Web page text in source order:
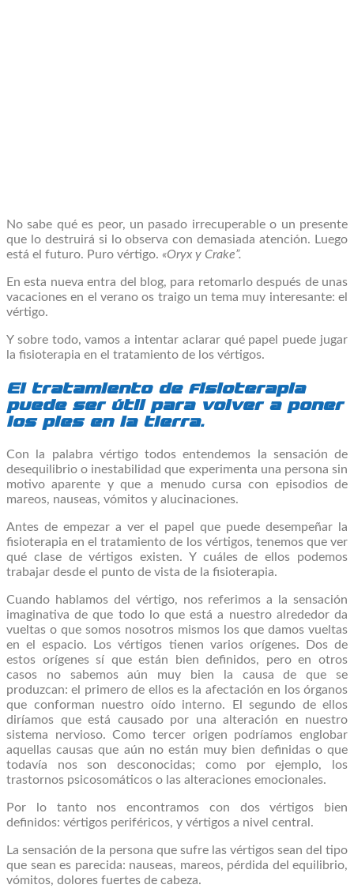
No sabe qué es peor, un pasado irrecuperable o un presente
que lo destruirá si lo observa con demasiada atención. Luego
está el futuro. Puro vértigo. «Oryx y Crake”.
En esta nueva entra del blog, para retomarlo después de unas
vacaciones en el verano os traigo un tema muy interesante: el
vértigo.
Y sobre todo, vamos a intentar aclarar qué papel puede jugar
la fisioterapia en el tratamiento de los vértigos.
El tratamiento de fisioterapia
puede ser útil para volver a poner
los pies en la tierra.
Con la palabra vértigo todos entendemos la sensación de
desequilibrio o inestabilidad que experimenta una persona sin
motivo aparente y que a menudo cursa con episodios de
mareos, nauseas, vómitos y alucinaciones.
Antes de empezar a ver el papel que puede desempeñar la
fisioterapia en el tratamiento de los vértigos, tenemos que ver
qué clase de vértigos existen. Y cuáles de ellos podemos
trabajar desde el punto de vista de la fisioterapia.
Cuando hablamos del vértigo, nos referimos a la sensación
imaginativa de que todo lo que está a nuestro alrededor da
vueltas o que somos nosotros mismos los que damos vueltas
en el espacio. Los vértigos tienen varios orígenes. Dos de
estos orígenes sí que están bien definidos, pero en otros
casos no sabemos aún muy bien la causa de que se
produzcan: el primero de ellos es la afectación en los órganos
que conforman nuestro oído interno. El segundo de ellos
diríamos que está causado por una alteración en nuestro
sistema nervioso. Como tercer origen podríamos englobar
aquellas causas que aún no están muy bien definidas o que
todavía nos son desconocidas; como por ejemplo, los
trastornos psicosomáticos o las alteraciones emocionales.
Por lo tanto nos encontramos con dos vértigos bien
definidos: vértigos periféricos, y vértigos a nivel central.
La sensación de la persona que sufre las vértigos sean del tipo
que sean es parecida: nauseas, mareos, pérdida del equilibrio,
vómitos, dolores fuertes de cabeza.